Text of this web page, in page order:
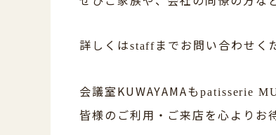
詳しくはstaff までお問い合わせく
会議室KUWAYAMAもpatisserie
皆様のご利用・ご来店を心よりお